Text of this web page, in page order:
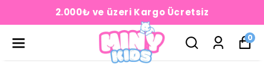
2.000₺ ve üzeri Kargo Ücretsiz
0